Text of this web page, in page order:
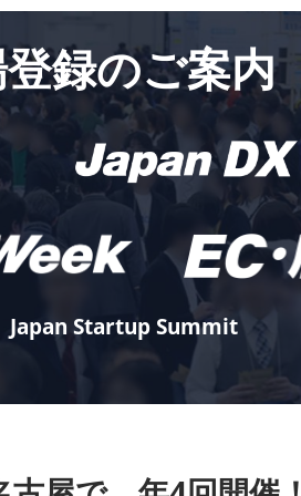
録のご案内
Japan Startup Summit